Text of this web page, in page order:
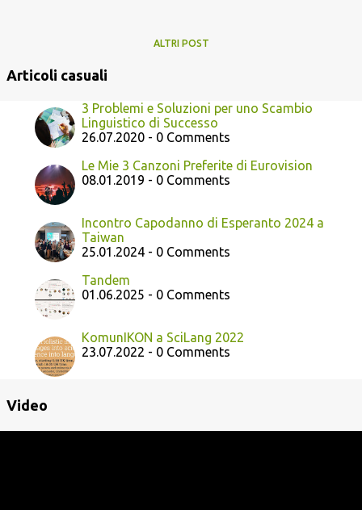
ALTRI POST
Articoli casuali
3 Problemi e Soluzioni per uno Scambio
Linguistico di Successo
26.07.2020 - 0 Comments
Le Mie 3 Canzoni Preferite di Eurovision
08.01.2019 - 0 Comments
Incontro Capodanno di Esperanto 2024 a
Taiwan
25.01.2024 - 0 Comments
Tandem
01.06.2025 - 0 Comments
KomunIKON a SciLang 2022
23.07.2022 - 0 Comments
Video